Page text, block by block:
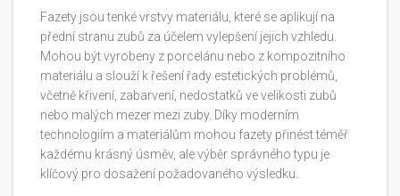
Fazety jsou tenké vrstvy materiálu, které se aplikují na
přední stranu zubů za účelem vylepšení jejich vzhledu.
Mohou být vyrobeny z porcelánu nebo z kompozitního
materiálu a slouží k řešení řady estetických problémů,
včetně křivení, zabarvení, nedostatků ve velikosti zubů
nebo malých mezer mezi zuby. Díky moderním
technologiím a materiálům mohou fazety přinést téměř
každému krásný úsměv, ale výběr správného typu je
klíčový pro dosažení požadovaného výsledku.